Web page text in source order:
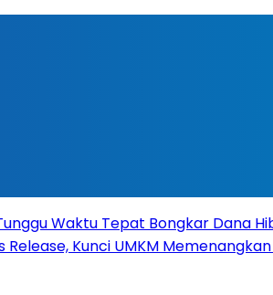
Waktu Tepat Bongkar Dana
Release, Kunci UMKM